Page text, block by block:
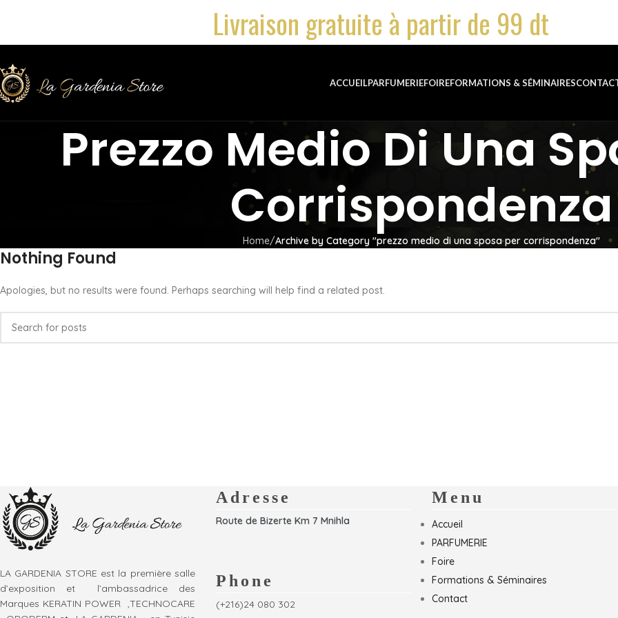
Livraison gratuite à partir de 99 dt
ACCUEILPARFUMERIEFOIREFORMATIONS & SÉMINAIRES
Prezzo Medio Di Una
Corrispondenza
Home Archive by Category "prezzo medio di una sposa per corrispondenza"
Nothing Found
Apologies, but no results were found. Perhaps searching will help find a related post.
LA GARDENIA STORE est la première salle
d’exposition et l’ambassadrice des
Marques KERATIN POWER ,TECHNOCARE
Adresse
Route de Bizerte Km 7 Mnihla
Phone
(+216)24 080 302
Menu
Accueil
PARFUMERIE
Foire
Formations & Séminaires
Contact